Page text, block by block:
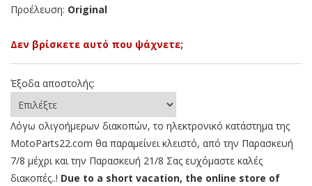
Προέλευση: Original
Δεν βρίσκετε αυτό που ψάχνετε;
Έξοδα αποστολής:
Λόγω ολιγοήμερων διακοπών, το ηλεκτρονικό κατάστημα της
MotoParts22.com θα παραμείνει κλειστό, από την Παρασκευή
7/8 μέχρι και την Παρασκευή 21/8 Σας ευχόμαστε καλές
διακοπές..! Due to a short vacation, the online store of